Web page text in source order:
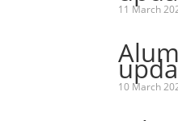
11 March
10 March